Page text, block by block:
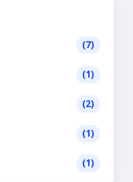
(7)
(1)
(2)
(1)
(1)